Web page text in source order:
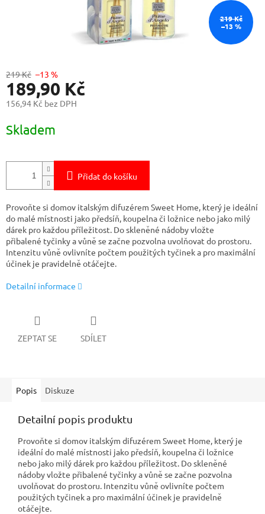
219 Kč
–13 %
219 Kč –13 %
189,90 Kč
156,94 Kč bez DPH
cena:
Skladem
Přidat do košíku
Provoňte si domov italským difuzérem Sweet Home, který je ideální
do malé místnosti jako předsíň, koupelna či ložnice nebo jako milý
dárek pro každou příležitost. Do skleněné nádoby vložte
přibalené tyčinkya vůně se začne pozvolna uvolňovat do prostoru.
Intenzitu vůně ovlivníte počtem použitých tyčinek a pro maximální
účinek je pravidelně otáčejte.
Detailní informace
ZEPTAT SE SDÍLET
Popis Diskuze
Detailní popis produktu
Provoňte si domov italským difuzérem Sweet Home, který je
ideální do malé místnosti jako předsíň, koupelna či ložnice
nebo jako milý dárek pro každou příležitost. Do skleněné
nádoby vložte přibalené tyčinkya vůně se začne pozvolna
uvolňovat do prostoru. Intenzitu vůně ovlivníte počtem
použitých tyčinek a pro maximální účinek je pravidelně
otáčejte.